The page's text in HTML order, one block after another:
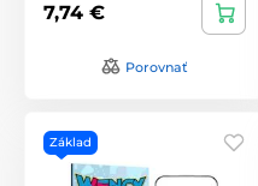
7,74 €
Porovnať
Základ